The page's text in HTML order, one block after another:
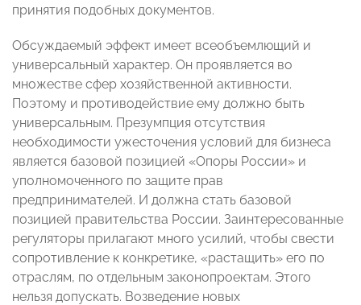
принятия подобных документов.
Обсуждаемый эффект имеет всеобъемлющий и
универсальный характер. Он проявляется во
множестве сфер хозяйственной активности.
Поэтому и противодействие ему должно быть
универсальным. Презумпция отсутствия
необходимости ужесточения условий для бизнеса
является базовой позицией «Опоры России» и
уполномоченного по защите прав
предпринимателей. И должна стать базовой
позицией правительства России. Заинтересованные
регуляторы прилагают много усилий, чтобы свести
сопротивление к конкретике, «растащить» его по
отраслям, по отдельным законопроектам. Этого
нельзя допускать. Возведение новых